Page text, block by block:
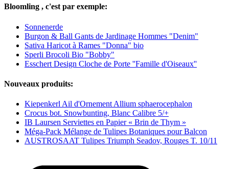
Bloomling , c'est par exemple:
Sonnenerde
Burgon & Ball Gants de Jardinage Hommes "Denim"
Sativa Haricot à Rames "Donna" bio
Sperli Brocoli Bio "Bobby"
Esschert Design Cloche de Porte ''Famille d'Oiseaux''
Nouveaux produits:
Kiepenkerl Ail d'Ornement Allium sphaerocephalon
Crocus bot. Snowbunting, Blanc Calibre 5/+
IB Laursen Serviettes en Papier « Brin de Thym »
Méga-Pack Mélange de Tulipes Botaniques pour Balcon
AUSTROSAAT Tulipes Triumph Seadov, Rouges T. 10/11